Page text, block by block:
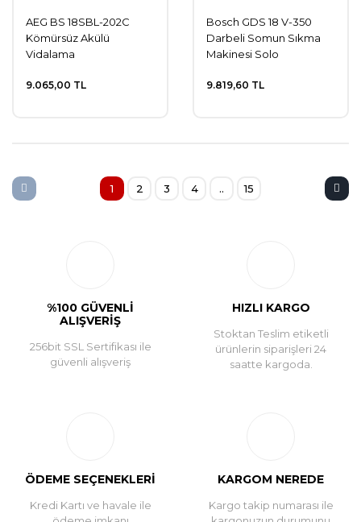
AEG BS 18SBL-202C
Kömürsüz Akülü
Vidalama
9.065,00 TL
Bosch GDS 18 V-350
Darbeli Somun Sıkma
Makinesi Solo
9.819,60 TL
1 2 3 4 .. 15
%100 GÜVENLİ
ALIŞVERİŞ
256bit SSL Sertifikası ile
güvenli alışveriş
HIZLI KARGO
Stoktan Teslim etiketli
ürünlerin siparişleri 24
saatte kargoda.
ÖDEME SEÇENEKLERİ
Kredi Kartı ve havale ile
KARGOM NEREDE
Kargo takip numarası ile